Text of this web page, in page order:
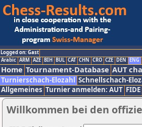
Logged on: Gast
Arabic ARM AZE BIH BUL CAT CHN CRO CZE DEN ENG
Home Tournament-Database AUT
Turnierschach-Elozahl Schnellschach-
Allgemeines Turnier anmelden: AUT FIDE
Willkommen bei den